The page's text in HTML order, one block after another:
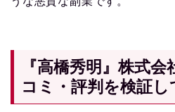
『高橋秀明』株式
コミ・評判を検証し